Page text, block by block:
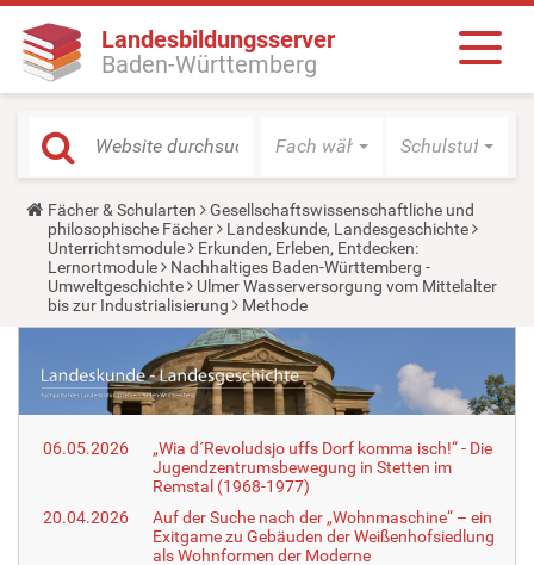
Landesbildungsserver
Baden-Württemberg
Fach wählen Schulstufe
Y
o
u
a
r
e
h
e
:
Fächer & Schularten
Gesellschaftswissenschaftliche und
philosophische Fächer
Landeskunde, Landesgeschichte
Unterrichtsmodule
Erkunden, Erleben, Entdecken:
Lernortmodule
Nachhaltiges Baden-Württemberg -
Umweltgeschichte
Ulmer Wasserversorgung vom Mittelalter
bis zur Industrialisierung
Methode
06.05.2026
„Wia d´Revoludsjo uffs Dorf komma isch!“ - Die
Jugendzentrumsbewegung in Stetten im
Remstal (1968-1977)
20.04.2026
Auf der Suche nach der „Wohnmaschine“ – ein
Exitgame zu Gebäuden der Weißenhofsiedlung
als Wohnformen der Moderne